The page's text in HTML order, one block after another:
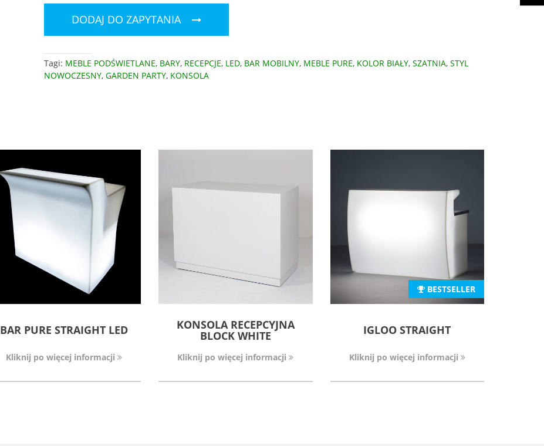
DODAJ DO ZAPYTANIA
Tagi: MEBLE PODŚWIETLANE, BARY, RECEPCJE, LED, BAR MOBILNY, MEBLE PURE, KOLOR BIAŁY, SZATNIA, STYL
NOWOCZESNY, GARDEN PARTY, KONSOLA
BAR PURE STRAIGHT LED
Kliknij po więcej informacji
KONSOLA RECEPCYJNA
BLOCK WHITE
Kliknij po więcej informacji
BESTSELLER
IGLOO STRAIGHT
Kliknij po więcej informacji